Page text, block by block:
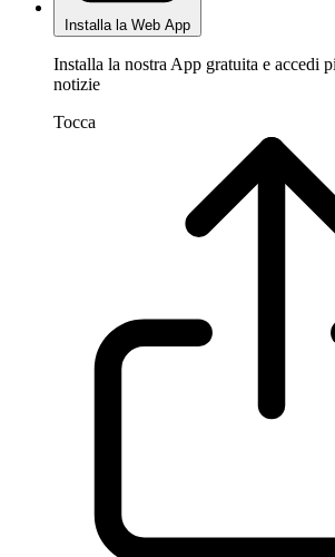
Installa la Web App
Installa la nostra App gratuita e accedi
notizie
Tocca